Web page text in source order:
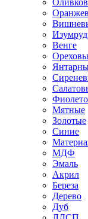
Венге
Мятные
Золотые
Синие
МДФ
Эмаль
Акрил
Береза
Дерево
Дуб